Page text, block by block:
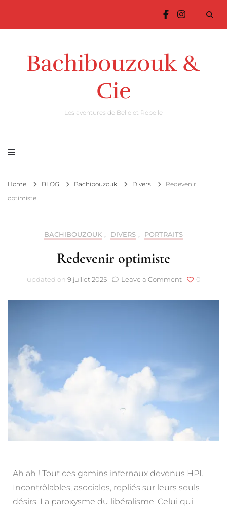
Bachibouzouk &
Cie
Les aventures de Belle et Rebelle
Home BLOG Bachibouzouk Divers
Redevenir
optimiste
BACHIBOUZOUK , DIVERS , PORTRAITS
Redevenir optimiste
updated on 9 juillet 2025 Leave a Commenton
optimiste
0
Ah ah ! Tout ces gamins infernaux devenus HPI.
Incontrôlables, asociales, repliés sur leurs seuls
désirs. La paroxysme du libéralisme. Celui qui